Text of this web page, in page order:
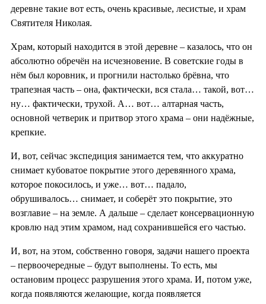
деревне такие вот есть, очень красивые, лесистые, и храм
Святителя Николая.
Храм, который находится в этой деревне – казалось, что он
абсолютно обречён на исчезновение. В советские годы в
нём был коровник, и прогнили настолько брёвна, что
трапезная часть – она, фактически, вся стала… такой, вот…
ну… фактически, трухой. А… вот… алтарная часть,
основной четверик и притвор этого храма – они надёжные,
крепкие.
И, вот, сейчас экспедиция занимается тем, что аккуратно
снимает кубоватое покрытие этого деревянного храма,
которое покосилось, и уже… вот… падало,
обрушивалось… снимает, и соберёт это покрытие, это
возглавие – на земле. А дальше – сделает консервационную
кровлю над этим храмом, над сохранившейся его частью.
И, вот, на этом, собственно говоря, задачи нашего проекта
– первоочередные – будут выполнены. То есть, мы
остановим процесс разрушения этого храма. И, потом уже,
когда появляются желающие, когда появляется